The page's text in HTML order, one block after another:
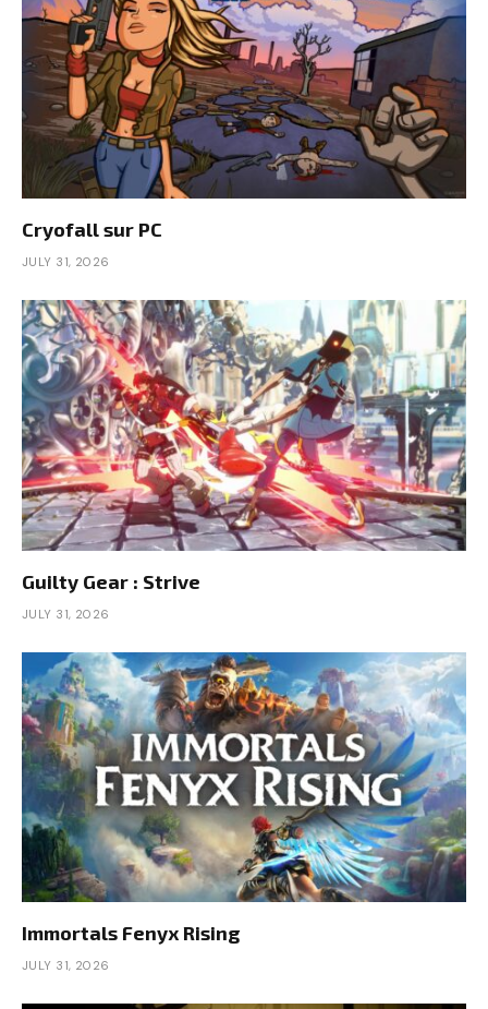
Cryofall sur PC
JULY 31, 2026
Guilty Gear : Strive
JULY 31, 2026
Immortals Fenyx Rising
JULY 31, 2026